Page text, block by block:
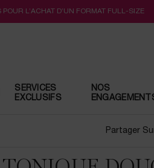
L’ACHAT D’UN FORMAT FULL-SIZE
SERVICES
EXCLUSIFS
NOS
Partager